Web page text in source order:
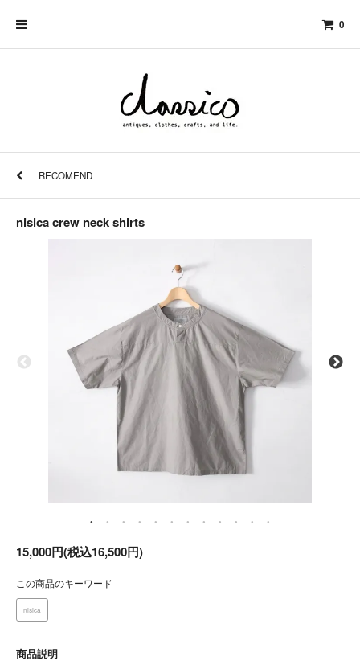
0
RECOMEND
nisica crew neck shirts
15,000円(税込16,500円)
この商品のキーワード
nisica
商品説明